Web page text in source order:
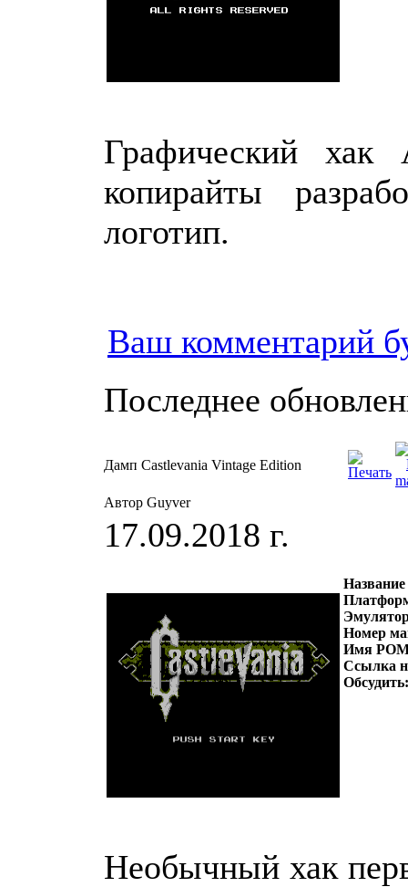
Графический хак
копирайты
логотип.
Ваш комментарий
Последнее
Дамп Castlevania Vintage Edition
Автор Guyver
17.09.2018 г.
Номер
Имя
Ссылка
Необычный хак